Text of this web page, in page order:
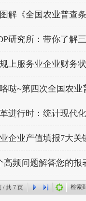
解《全国农业普查
研究所：带你了解
上服务业企业财务
哒~第四次全国农
进行时：统计现代
企业产值填报7大关
高频问题解答您的报
/ 共 7 页 检索到